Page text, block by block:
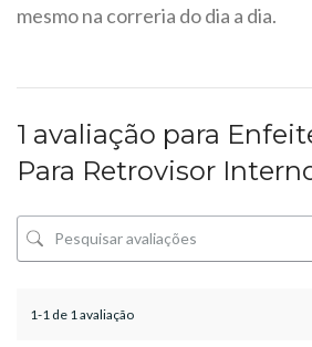
mesmo na correria do dia a dia.
1 avaliação para
Para Retrovisor
1-1 de 1 avaliação